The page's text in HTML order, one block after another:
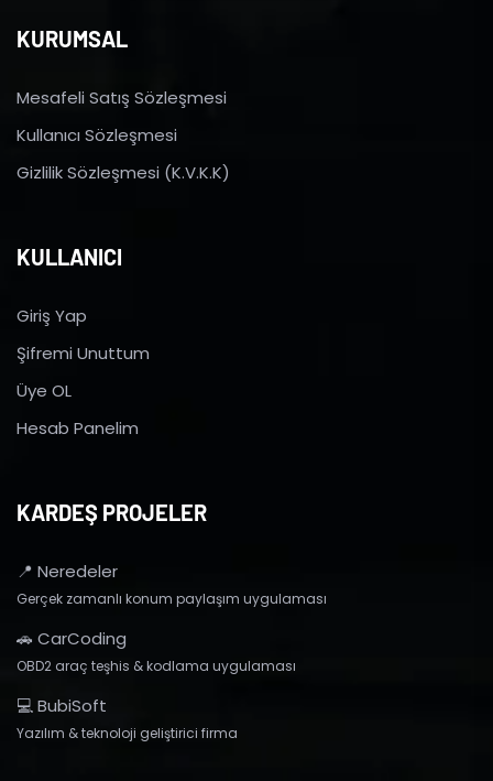
KURUMSAL
Mesafeli Satış Sözleşmesi
Kullanıcı Sözleşmesi
Gizlilik Sözleşmesi (K.V.K.K)
KULLANICI
Giriş Yap
Şifremi Unuttum
Üye OL
Hesab Panelim
KARDEŞ PROJELER
📍 Neredeler
Gerçek zamanlı konum paylaşım uygulaması
🚗 CarCoding
OBD2 araç teşhis & kodlama uygulaması
💻 BubiSoft
Yazılım & teknoloji geliştirici firma